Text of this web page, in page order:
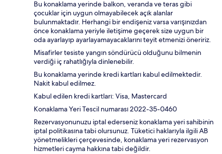
Bu konaklama yerinde balkon, veranda ve teras gibi
çocuklar için uygun olmayabilecek açık alanlar
bulunmaktadır. Herhangi bir endişeniz varsa varışınızdan
önce konaklama yeriyle iletişime geçerek size uygun bir
oda ayarlayıp ayarlayamayacaklarını teyit etmenizi öneririz.
Misafirler tesiste yangın söndürücü olduğunu bilmenin
verdiği iç rahatlığıyla dinlenebilir.
Bu konaklama yerinde kredi kartları kabul edilmektedir.
Nakit kabul edilmez.
Kabul edilen kredi kartları: Visa, Mastercard
Konaklama Yeri Tescil numarası 2022-35-0460
Rezervasyonunuzu iptal ederseniz konaklama yeri sahibinin
iptal politikasına tabi olursunuz. Tüketici haklarıyla ilgili AB
yönetmelikleri çerçevesinde, konaklama yeri rezervasyon
hizmetleri cayma hakkına tabi değildir.